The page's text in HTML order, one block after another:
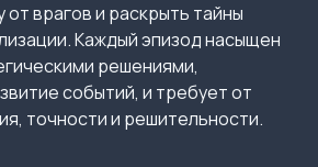
от врагов и раскрыть тайны
Каждый эпизод насыщен
решениями,
событий, и требует от
точности и решительности.